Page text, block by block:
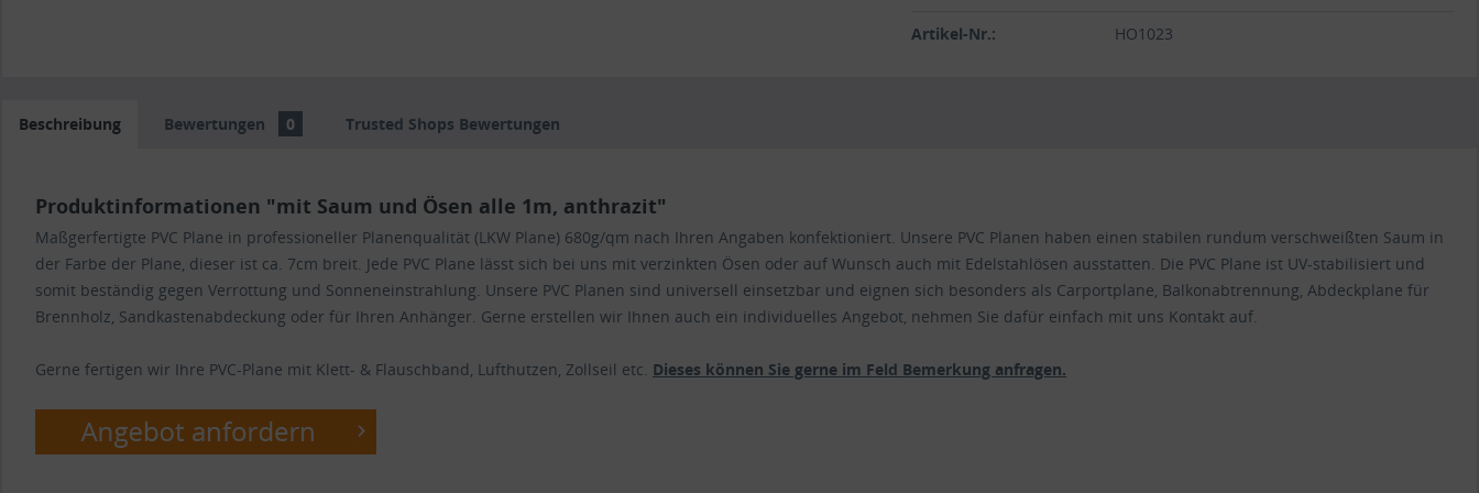
Artikel-Nr.: HO1023
Beschreibung Bewertungen 0 Trusted Shops Bewertungen
Produktinformationen "mit Saum und Ösen alle 1m, anthrazit"
Maßgerfertigte PVC Plane in professioneller Planenqualität (LKW Plane) 680g/qm nach Ihren Angaben konfektioniert. Unsere PVC Planen haben einen stabilen rundum verschweißten Saum in
der Farbe der Plane, dieser ist ca. 7cm breit. Jede PVC Plane lässt sich bei uns mit verzinkten Ösen oder auf Wunsch auch mit Edelstahlösen ausstatten. Die PVC Plane ist UV-stabilisiert und
somit beständig gegen Verrottung und Sonneneinstrahlung. Unsere PVC Planen sind universell einsetzbar und eignen sich besonders als Carportplane, Balkonabtrennung, Abdeckplane für
Brennholz, Sandkastenabdeckung oder für Ihren Anhänger. Gerne erstellen wir Ihnen auch ein individuelles Angebot, nehmen Sie dafür einfach mit uns Kontakt auf.
Gerne fertigen wir Ihre PVC-Plane mit Klett- & Flauschband, Lufthutzen, Zollseil etc. Dieses können Sie gerne im Feld Bemerkung anfragen.